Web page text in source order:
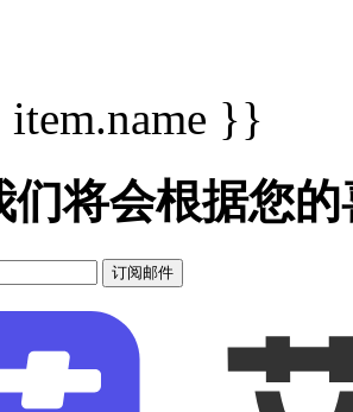
}}
们将会根据您
订阅邮件